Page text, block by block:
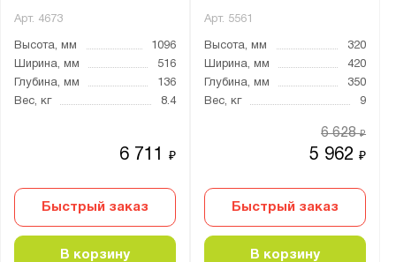
Арт. 4673
Высота, мм
1096
Ширина, мм
516
Глубина, мм
136
Вес, кг
8.4
6 711₽
Быстрый заказ
В корзину
Арт. 5561
Высота, мм
320
Ширина, мм
420
Глубина, мм
350
Вес, кг
9
5 962₽
6 628₽
Быстрый заказ
В корзину
Dryer